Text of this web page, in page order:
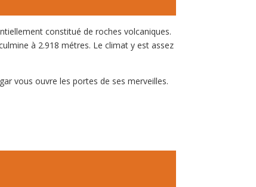
constitué de roches volcaniques.
à 2.918 métres. Le climat y est assez
vous ouvre les portes de ses merveilles.